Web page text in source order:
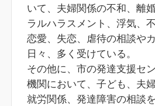
いて、夫婦関係の不和、離
ラルハラスメント、浮気、
恋愛、失恋、虐待の相談や
日々、多く受けている。
その他に、市の発達支援セ
機関において、子ども、夫
就労関係、発達障害の相談